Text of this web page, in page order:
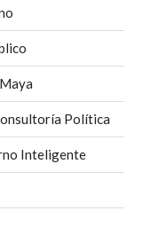
Política
Inteligente